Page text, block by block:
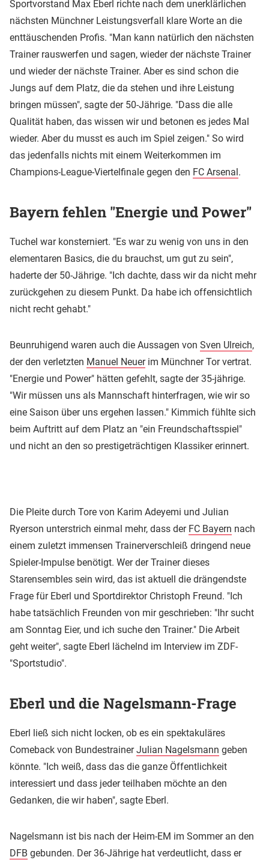
Sportvorstand Max Eberl richte nach dem unerklärlichen
nächsten Münchner Leistungsverfall klare Worte an die
enttäuschenden Profis. "Man kann natürlich den nächsten
Trainer rauswerfen und sagen, wieder der nächste Trainer
und wieder der nächste Trainer. Aber es sind schon die
Jungs auf dem Platz, die da stehen und ihre Leistung
bringen müssen", sagte der 50-Jährige. "Dass die alle
Qualität haben, das wissen wir und betonen es jedes Mal
wieder. Aber du musst es auch im Spiel zeigen." So wird
das jedenfalls nichts mit einem Weiterkommen im
Champions-League-Viertelfinale gegen den FC Arsenal.
Bayern fehlen "Energie und Power"
Tuchel war konsterniert. "Es war zu wenig von uns in den
elementaren Basics, die du brauchst, um gut zu sein",
haderte der 50-Jährige. "Ich dachte, dass wir da nicht mehr
zurückgehen zu diesem Punkt. Da habe ich offensichtlich
nicht recht gehabt."
Beunruhigend waren auch die Aussagen von Sven Ulreich,
der den verletzten Manuel Neuerim Münchner Tor vertrat.
"Energie und Power" hätten gefehlt, sagte der 35-jährige.
"Wir müssen uns als Mannschaft hinterfragen, wie wir so
eine Saison über uns ergehen lassen." Kimmich fühlte sich
beim Auftritt auf dem Platz an "ein Freundschaftsspiel"
und nicht an den so prestigeträchtigen Klassiker erinnert.
Die Pleite durch Tore von Karim Adeyemi und Julian
Ryerson unterstrich einmal mehr, dass der FC Bayern nach
einem zuletzt immensen Trainerverschleiß dringend neue
Spieler-Impulse benötigt. Wer der Trainer dieses
Starensembles sein wird, das ist aktuell die drängendste
Frage für Eberl und Sportdirektor Christoph Freund. "Ich
habe tatsächlich Freunden von mir geschrieben: "Ihr sucht
am Sonntag Eier, und ich suche den Trainer." Die Arbeit
geht weiter", sagte Eberl lächelnd im Interview im ZDF-
"Sportstudio".
Eberl und die Nagelsmann-Frage
Eberl ließ sich nicht locken, ob es ein spektakuläres
Comeback von BundestrainerJulian Nagelsmann geben
könnte. "Ich weiß, dass das die ganze Öffentlichkeit
interessiert und dass jeder teilhaben möchte an den
Gedanken, die wir haben", sagte Eberl.
Nagelsmann ist bis nach der Heim-EM im Sommer an den
DFB gebunden. Der 36-Jährige hat verdeutlicht, dass er